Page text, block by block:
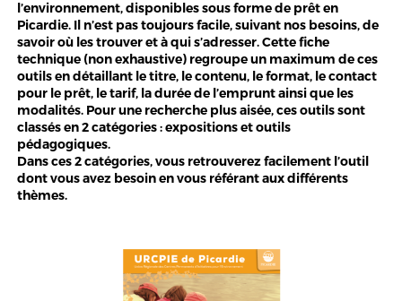
l’environnement, disponibles sous forme de prêt en
Picardie. Il n’est pas toujours facile, suivant nos besoins, de
savoir où les trouver et à qui s’adresser. Cette fiche
technique (non exhaustive) regroupe un maximum de ces
outils en détaillant le titre, le contenu, le format, le contact
pour le prêt, le tarif, la durée de l’emprunt ainsi que les
modalités. Pour une recherche plus aisée, ces outils sont
classés en 2 catégories : expositions et outils
pédagogiques.
Dans ces 2 catégories, vous retrouverez facilement l’outil
dont vous avez besoin en vous référant aux différents
thèmes.